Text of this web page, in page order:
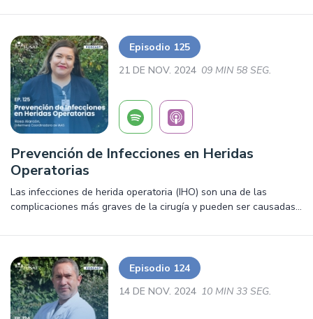
Episodio 125
21 DE NOV. 2024 09 MIN 58 SEG.
Prevención de Infecciones en Heridas
Operatorias
Las infecciones de herida operatoria (IHO) son una de las
complicaciones más graves de la cirugía y pueden ser causadas
se propagan desde la piel.
Episodio 124
14 DE NOV. 2024 10 MIN 33 SEG.